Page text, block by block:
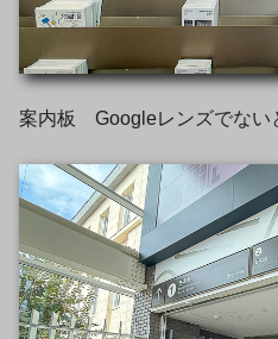
案内板 Googleレンズでない